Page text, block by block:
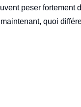
peser fortement
quoi